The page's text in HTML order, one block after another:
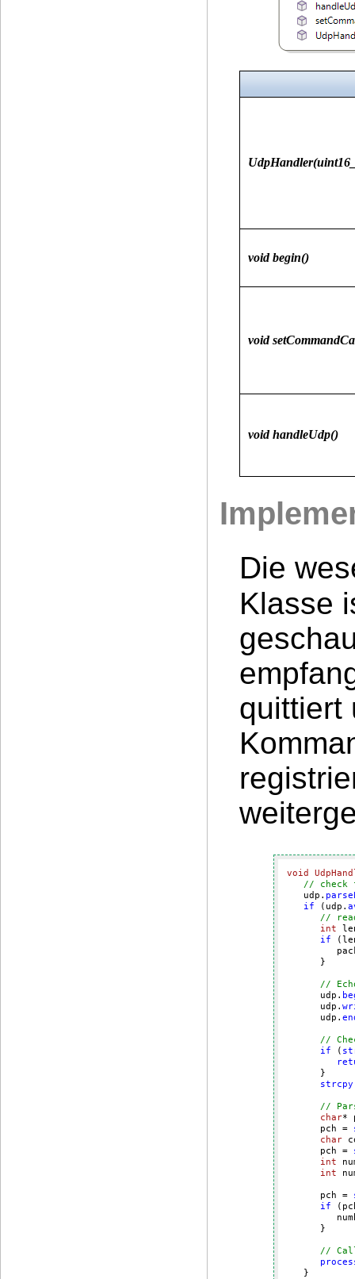
void begin()
void
void handleUdp()
Die
Klasse
quittiert
void
// check
   udp.
if (udp.
//
int
if
      }
//
      udp.
      udp.
      udp.
//
if (
      }
strcpy
//
char*
      pch =
char
      pch =
int
int
      pch =
if
      }
// Call
   }